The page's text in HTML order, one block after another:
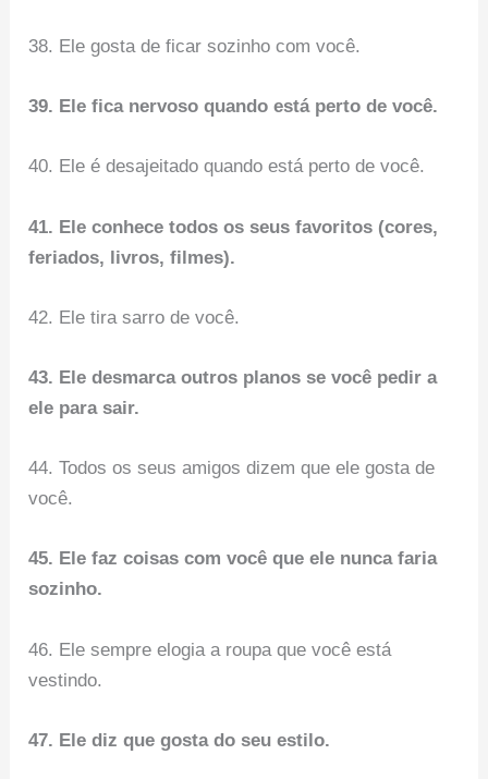
38. Ele gosta de ficar sozinho com você.
39. Ele fica nervoso quando está perto de você.
40. Ele é desajeitado quando está perto de você.
41. Ele conhece todos os seus favoritos (cores,
feriados, livros, filmes).
42. Ele tira sarro de você.
43. Ele desmarca outros planos se você pedir a
ele para sair.
44. Todos os seus amigos dizem que ele gosta de
você.
45. Ele faz coisas com você que ele nunca faria
sozinho.
46. ​​Ele sempre elogia a roupa que você está
vestindo.
47. Ele diz que gosta do seu estilo.